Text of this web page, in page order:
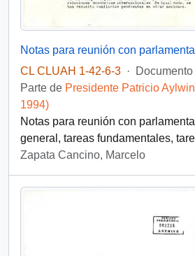
Notas para reunión con
CL CLUAH 1-42-6-3 · Documento
Parte de Presidente Patricio
1994)
Notas para reunión con
general, tareas fundamentales,
Zapata Cancino, Marcelo